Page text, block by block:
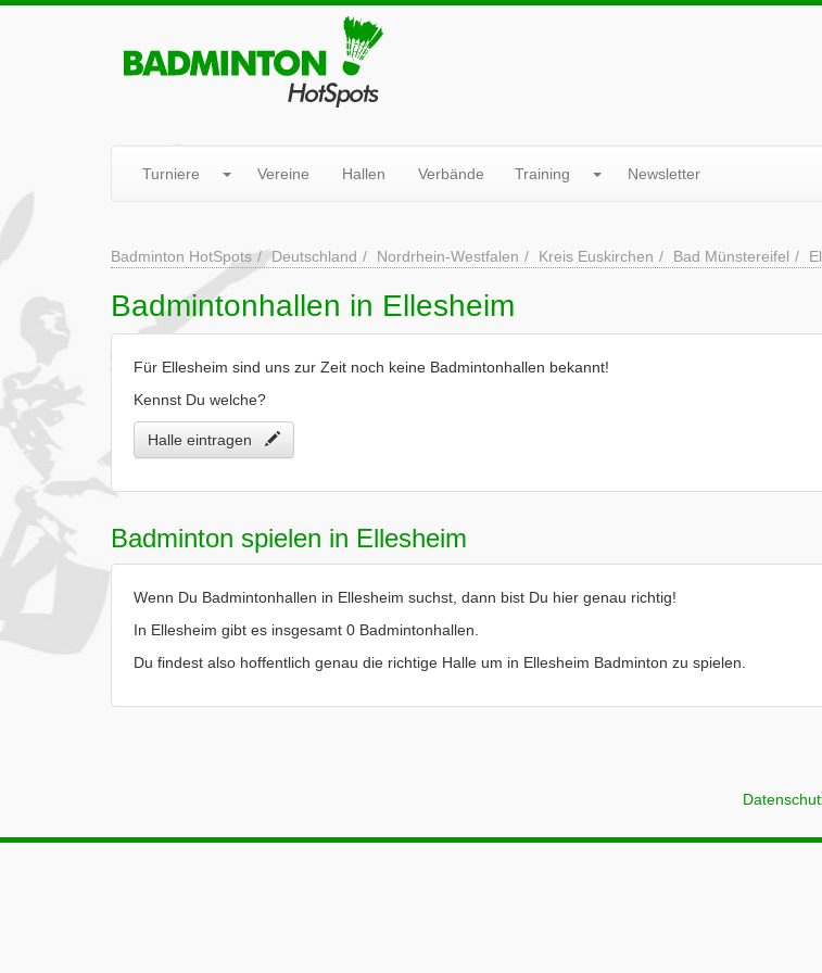
Turniere Vereine Hallen Verbände Training Newsletter
Badminton HotSpots Deutschland Nordrhein-Westfalen Kreis Euskirchen Bad Münstereifel
Badmintonhallen in Ellesheim
Für Ellesheim sind uns zur Zeit noch keine Badmintonhallen bekannt!
Kennst Du welche?
Halle eintragen
Badminton spielen in Ellesheim
Wenn Du Badmintonhallen in Ellesheim suchst, dann bist Du hier genau richtig!
In Ellesheim gibt es insgesamt 0 Badmintonhallen.
Du findest also hoffentlich genau die richtige Halle um in Ellesheim Badminton zu spielen.